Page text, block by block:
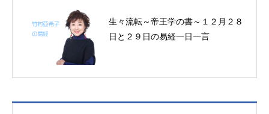
生々流転～帝王学の書～１２月２８
日と２９日の易経一日一言